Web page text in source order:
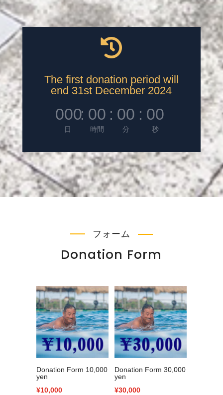

The first donation period will
end 31st December 2024
000
日
: 00
時間
: 00
分
: 00
秒
フォーム
Donation Form
Donation Form 10,000
yen
¥10,000
Donation Form 30,000
yen
¥30,000